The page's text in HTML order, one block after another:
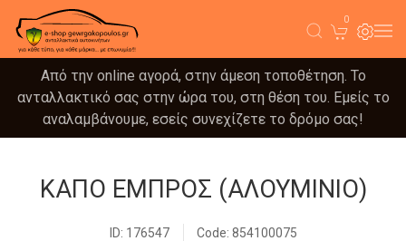
0
Από την online αγορά, στην άμεση τοποθέτηση. Το
ανταλλακτικό σας στην ώρα του, στη θέση του. Εμείς το
αναλαμβάνουμε, εσείς συνεχίζετε το δρόμο σας!
ΚΑΠΟ ΕΜΠΡΟΣ (ΑΛΟΥΜΙΝΙΟ)
ID: 176547 Code: 854100075